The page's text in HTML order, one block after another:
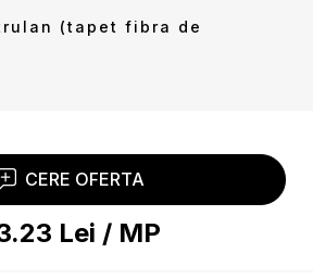
CERE OFERTA
Lei / MP
(tapet fibra de